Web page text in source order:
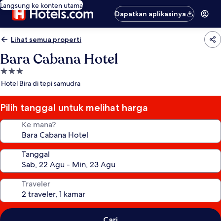
Langsung ke konten utama
Dapatkan aplikasinya
Lihat semua properti
Bara Cabana Hotel
Properti
bintang
Hotel Bira di tepi samudra
Pilih tanggal untuk melihat harga
Ke mana?
Tanggal
Traveler